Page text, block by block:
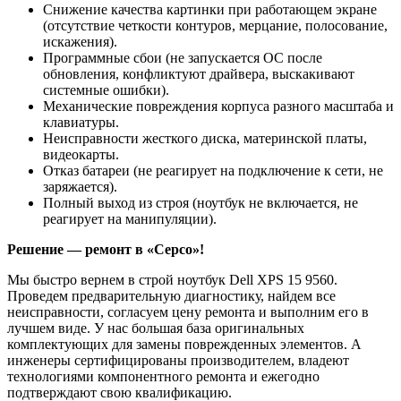
Снижение качества картинки при работающем экране
(отсутствие четкости контуров, мерцание, полосование,
искажения).
Программные сбои (не запускается ОС после
обновления, конфликтуют драйвера, выскакивают
системные ошибки).
Механические повреждения корпуса разного масштаба и
клавиатуры.
Неисправности жесткого диска, материнской платы,
видеокарты.
Отказ батареи (не реагирует на подключение к сети, не
заряжается).
Полный выход из строя (ноутбук не включается, не
реагирует на манипуляции).
Решение — ремонт в «Серсо»!
Мы быстро вернем в строй ноутбук Dell XPS 15 9560.
Проведем предварительную диагностику, найдем все
неисправности, согласуем цену ремонта и выполним его в
лучшем виде. У нас большая база оригинальных
комплектующих для замены поврежденных элементов. А
инженеры сертифицированы производителем, владеют
технологиями компонентного ремонта и ежегодно
подтверждают свою квалификацию.